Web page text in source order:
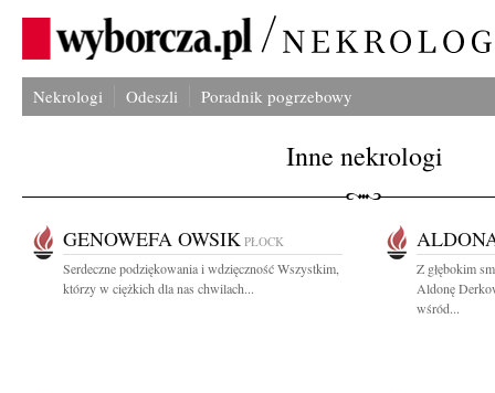
Nekrologi Odeszli Poradnik pogrzebowy
Inne nekrologi
GENOWEFA OWSIK PŁOCK
Serdeczne podziękowania i wdzięczność Wszystkim,
którzy w ciężkich dla nas chwilach...
Z głębokim
Aldonę
wśród...